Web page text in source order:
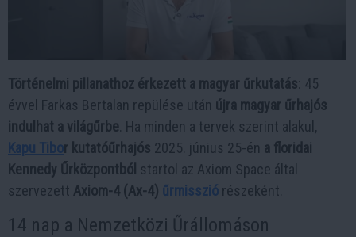
Történelmi pillanathoz érkezett a magyar űrkutatás : 45
évvel Farkas Bertalan repülése után újra magyar űrhajós
indulhat a világűrbe . Ha minden a tervek szerint alakul,
Kapu Tibor kutatóűrhajós 2025. június 25-én a floridai
Kennedy Űrközpontból startol az Axiom Space által
szervezett Axiom-4 (Ax-4) űrmisszió részeként.
14 nap a Nemzetközi Űrállomáson